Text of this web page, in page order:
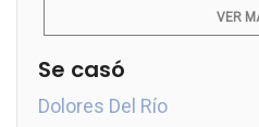
VER
Se casó
Dolores Del Río